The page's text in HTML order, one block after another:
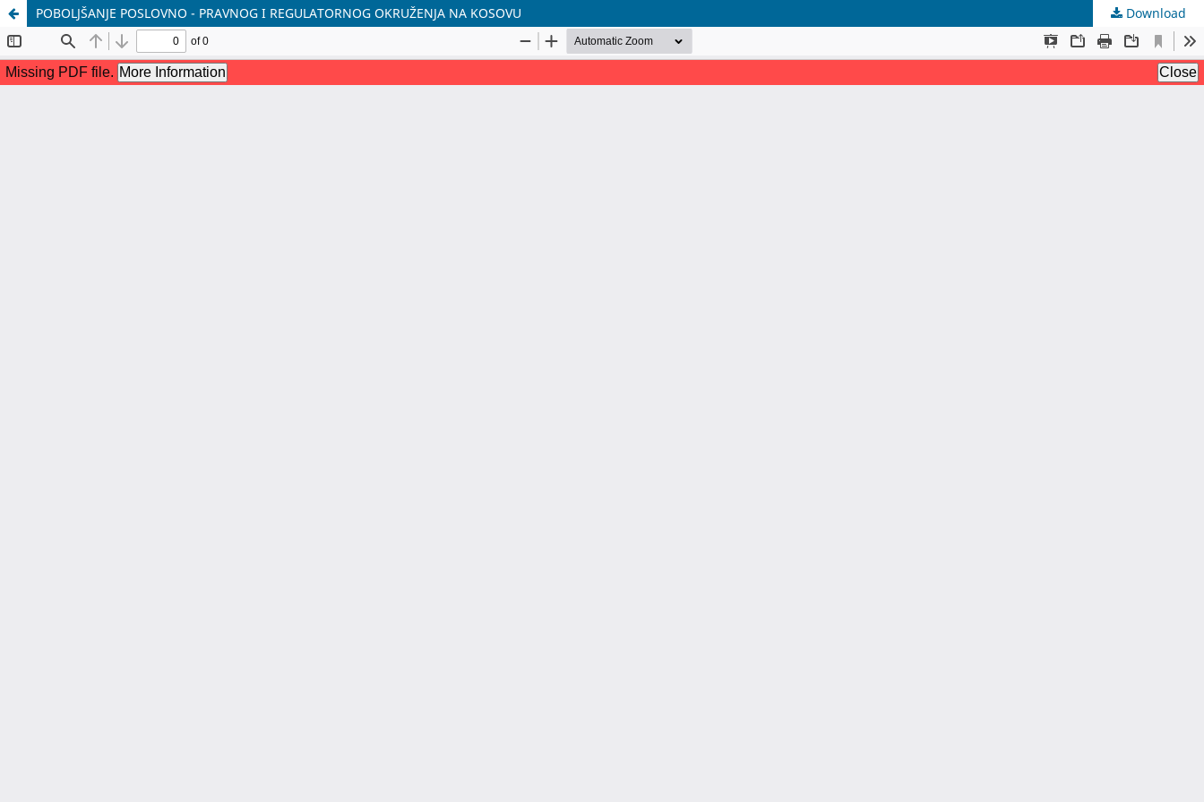
POBOLJŠANJE POSLOVNO - PRAVNOG I REGULATORNOG OKRUŽENJA NA KOSOVU Download